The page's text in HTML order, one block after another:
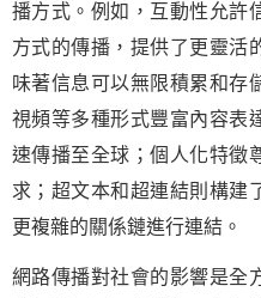
播方式。例如，互動性允許
方式的傳播，提供了更靈活
味著信息可以無限積累和存
視頻等多種形式豐富內容表
速傳播至全球；個人化特徵
求；超文本和超連結則構建
更複雜的關係鏈進行連結。
網路傳播對社會的影響是全